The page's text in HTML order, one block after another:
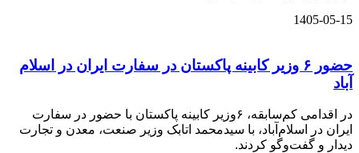
1405-05-15
حضور ۶ وزیر کابینه پاکستان در سفارت ایران در اسلام
آباد
در اقدامی کم‌سابقه، ۶وزیر کابینه پاکستان با حضور در سفارت
ایران در اسلام‌آباد، با سیدمحمد اتابک وزیر صنعت، معدن و تجارت
دیدار و گفت‌وگو کردند.